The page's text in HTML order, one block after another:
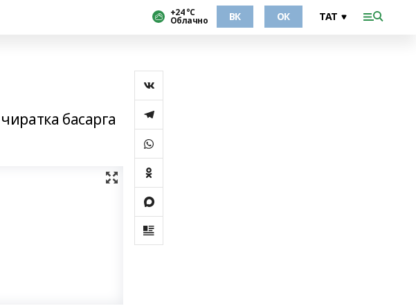
+24 °С
Облачно ВК ОК
басарга